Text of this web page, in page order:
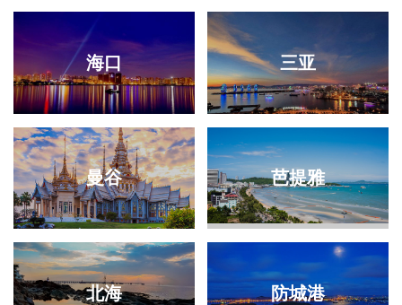
海口 三亚
曼谷 芭提雅
北海 防城港